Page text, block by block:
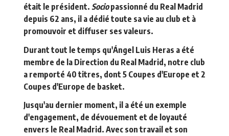
était le président. Sociopassionné du Real Madrid
depuis 62 ans, il a dédié toute sa vie au club et à
promouvoir et diffuser ses valeurs.
Durant tout le temps qu'Ángel Luis Heras a été
membre de la Direction du Real Madrid, notre club
a remporté 40 titres, dont 5 Coupes d'Europe et 2
Coupes d'Europe de basket.
Jusqu'au dernier moment, il a été un exemple
d'engagement, de dévouement et de loyauté
envers le Real Madrid. Avec son travail et son